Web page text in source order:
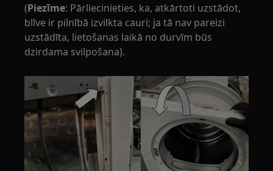
(Piezīme: Pārliecinieties, ka, atkārtoti uzstādot,
blīve ir pilnībā izvilkta cauri; ja tā nav pareizi
uzstādīta, lietošanas laikā no durvīm būs
dzirdama svilpošana).